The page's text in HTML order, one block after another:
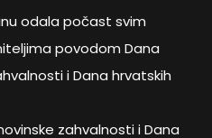
odala počast svim
povodom Dana
i Dana hrvatskih
zahvalnosti i Dana